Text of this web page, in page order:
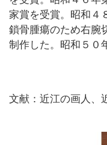
家賞を受賞。昭和４
鎖骨腫瘍のため右腕
制作した。昭和５０
文献：近江の画人、